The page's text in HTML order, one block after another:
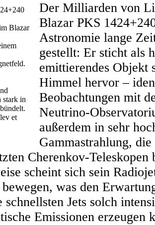
Blazar
stark in
et
Der Milliarden von
Blazar PKS
Astronomie lange
gestellt: Er sticht als
emittierendes Objekt
Himmel hervor –
Beobachtungen mit
Neutrino-
außerdem in sehr
Gammastrahlung,
Cherenkov-
scheint sich sein
was den
schnellsten Jets solch
Emissionen erzeugen